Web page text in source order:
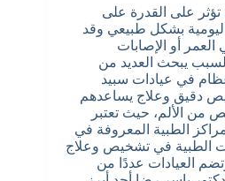
على القدرة على
بشكل طبيعي وقد
أو الإصابات
السبب يبحث العديد من
في عيادات سبيد
دقيق وعلاج يساعدهم
من الألم، حيث تعتبر
الطبية المعروفة في
الطبية في تشخيص وعلاج
العيادات عددًا من